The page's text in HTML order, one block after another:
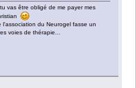
vas être obligé de me payer mes
du Neurogel fasse un
voies de thérapie...